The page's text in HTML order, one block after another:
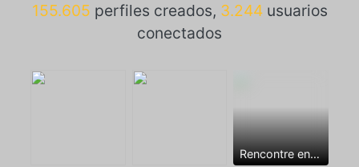
155.605 perfiles creados, 3.244usuarios
conectados
Rencontre entre mecs